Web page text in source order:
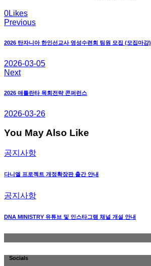
0Likes
글
탐
색
Previous
2026 탄자니아 한인선교사 영성수련회 팀원 모집 (모집마감)
2026-03-05
Next
2026 애틀란타 목회전략 콘퍼런스
2026-03-26
You May Also Like
공지사항
다니엘 프로젝트 개정확장판 출간 안내
공지사항
DNA MINISTRY 유튜브 및 인스타그램 채널 개설 안내
Socials